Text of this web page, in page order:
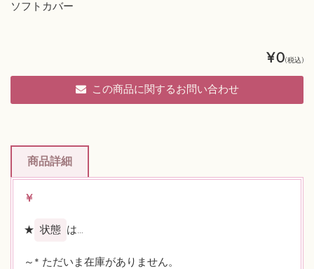
ソフトカバー
¥0(税込)
この商品に関するお問い合わせ
商品詳細
￥
★ 状態 は…
～* ただいま在庫がありません。